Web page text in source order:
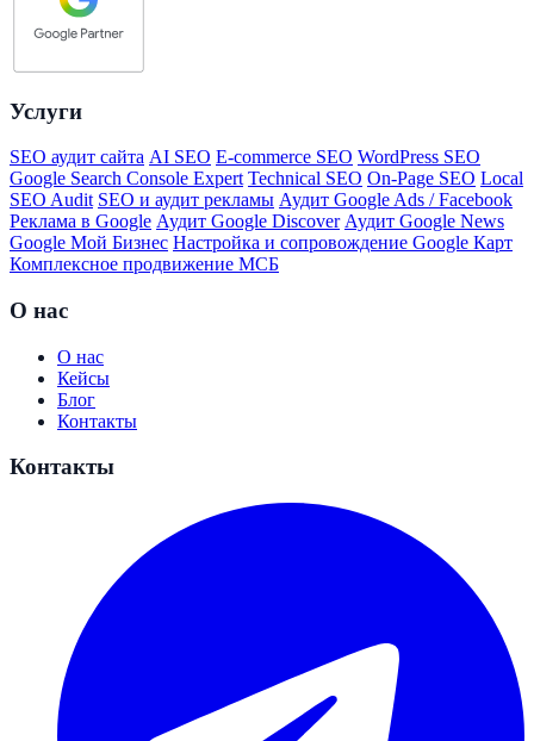
Услуги
SEO аудит сайта AI SEO E-commerce SEO WordPress SEO
Google Search Console Expert Technical SEO On-Page SEO Local
SEO Audit SEO и аудит рекламы Аудит Google Ads / Facebook
Реклама в Google Аудит Google Discover Аудит Google News
Google Мой Бизнес Настройка и сопровождение Google Карт
Комплексное продвижение МСБ
О нас
О нас
Кейсы
Блог
Контакты
Контакты